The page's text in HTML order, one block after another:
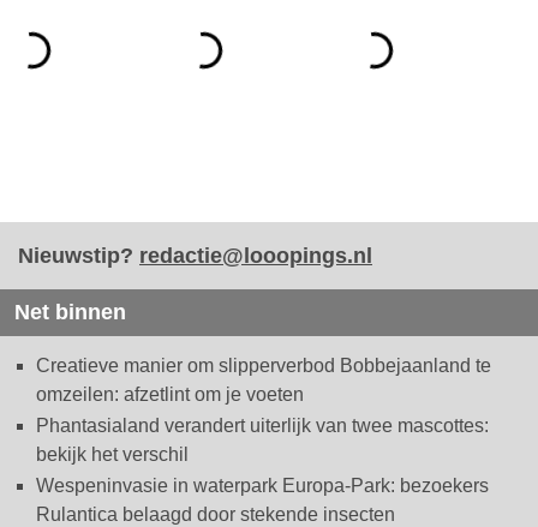
Nieuwstip? redactie@looopings.nl
Net binnen
Creatieve manier om slipperverbod Bobbejaanland te
omzeilen: afzetlint om je voeten
Phantasialand verandert uiterlijk van twee mascottes:
bekijk het verschil
Wespeninvasie in waterpark Europa-Park: bezoekers
Rulantica belaagd door stekende insecten